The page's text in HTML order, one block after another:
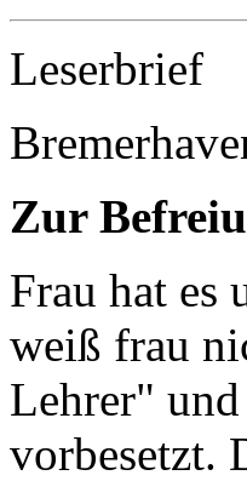
Leserbrief
Zur
Frau hat es
weiß frau
Lehrer"
vorbesetzt.